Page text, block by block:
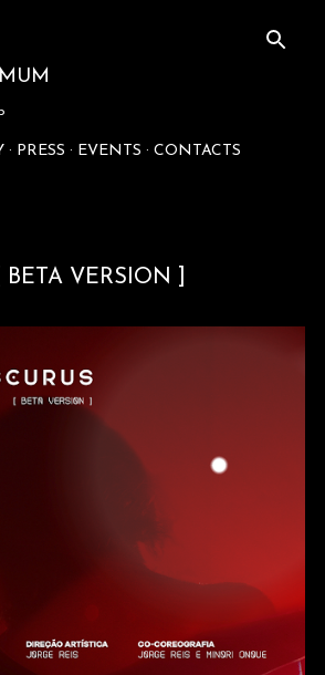
PRESS EVENTS CONTACTS
VERSION ]